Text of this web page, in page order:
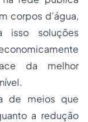
corpos d’água,
isso soluções
da melhor
de meios que
a redução